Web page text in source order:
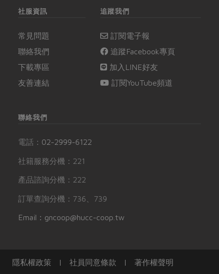
社服資訊
常見問題
聯絡我們
下載專區
友善連結
追蹤我們
訂閱電子報
追蹤Facebook專頁
加入LINE好友
訂閱YouTube頻道
聯絡我們
電話： 02-2999-6122
社籍服務分機：221
產品諮詢分機：222
訂單查詢分機：736、739
Email：gncoop@hucc-coop.tw
隱私權政策 | 社員同意條款 | 著作權聲明